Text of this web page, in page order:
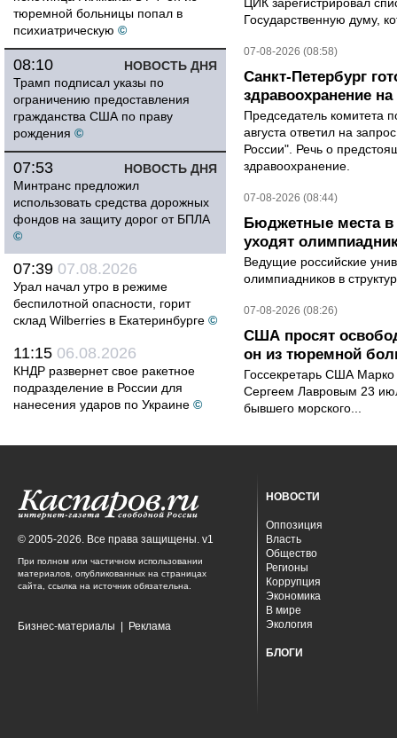
тюремной больницы попал в
психиатрическую ©
НОВОСТЬ ДНЯ
08:10
Трамп подписал указы по
ограничению предоставления
гражданства США по праву
рождения ©
НОВОСТЬ ДНЯ
07:53
Минтранс предложил
использовать средства дорожных
фондов на защиту дорог от БПЛА
©
07:39 07.08.2026
Урал начал утро в режиме
беспилотной опасности, горит
склад Wilberries в Екатеринбурге ©
11:15 06.08.2026
КНДР развернет свое ракетное
подразделение в России для
нанесения ударов по Украине ©
Государственную думу,
07-08-2026 (08:58)
Санкт-Петербург
здравоохранение на
Председатель комитета
августа ответил на
России". Речь о
здравоохранение.
07-08-2026 (08:44)
Бюджетные места в
уходят
Ведущие российские
олимпиадников в
07-08-2026 (08:26)
США просят
он из тюремной
Госсекретарь США
Сергеем Лавровым 23
бывшего морского...
© 2005-2026. Все права защищены. v1
При полном или частичном использовании
материалов, опубликованных на страницах
сайта, ссылка на источник обязательна.
Бизнес-материалы Реклама
НОВОСТИ
Оппозиция
Власть
Общество
Регионы
Коррупция
Экономика
В мире
Экология
БЛОГИ